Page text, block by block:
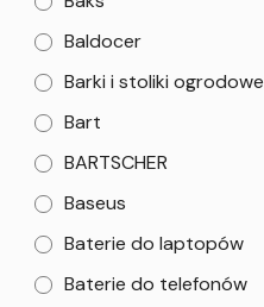
Baldocer
Barki i stoliki ogrodowe
Bart
BARTSCHER
Baseus
Baterie do laptopów
Baterie do telefonów